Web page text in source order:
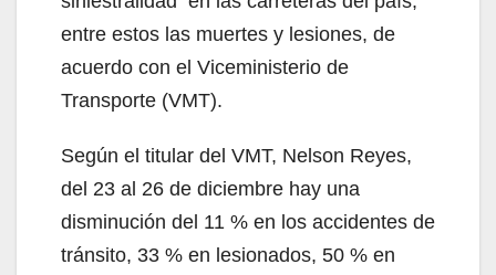
entre estos las muertes y lesiones, de
acuerdo con el Viceministerio de
Transporte (VMT).
Según el titular del VMT, Nelson Reyes,
del 23 al 26 de diciembre hay una
disminución del 11 % en los accidentes de
tránsito, 33 % en lesionados, 50 % en